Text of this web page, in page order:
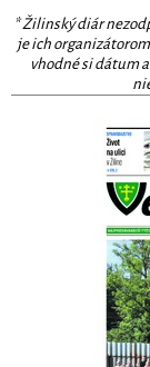
* Žilinský diár
je ich
vhodné si dátum